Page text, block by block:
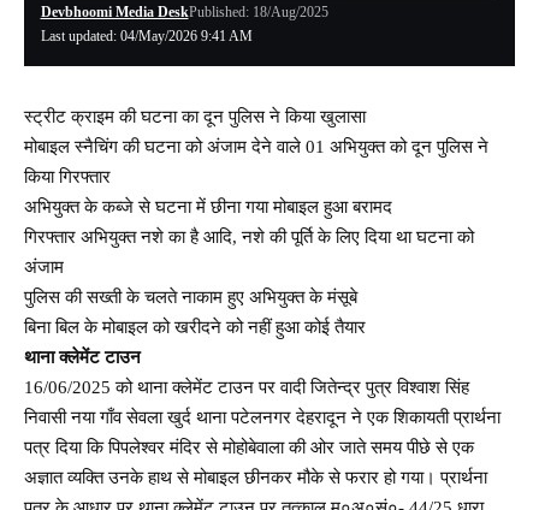
Last updated: 04/May/2026 9:41 AM
Devbhoomi Media DeskPublished: 18/Aug/2025
स्ट्रीट क्राइम की घटना का दून पुलिस ने किया खुलासा
मोबाइल स्नैचिंग की घटना को अंजाम देने वाले 01 अभियुक्त को दून पुलिस ने
किया गिरफ्तार
अभियुक्त के कब्जे से घटना में छीना गया मोबाइल हुआ बरामद
गिरफ्तार अभियुक्त नशे का है आदि, नशे की पूर्ति के लिए दिया था घटना को
अंजाम
पुलिस की सख्ती के चलते नाकाम हुए अभियुक्त के मंसूबे
बिना बिल के मोबाइल को खरीदने को नहीं हुआ कोई तैयार
थाना क्लेमेंट टाउन
16/06/2025 को थाना क्लेमेंट टाउन पर वादी जितेन्द्र पुत्र विश्वाश सिंह
निवासी नया गाँव सेवला खुर्द थाना पटेलनगर देहरादून ने एक शिकायती प्रार्थना
पत्र दिया कि पिपलेश्वर मंदिर से मोहोबेवाला की ओर जाते समय पीछे से एक
अज्ञात व्यक्ति उनके हाथ से मोबाइल छीनकर मौके से फरार हो गया। प्रार्थना